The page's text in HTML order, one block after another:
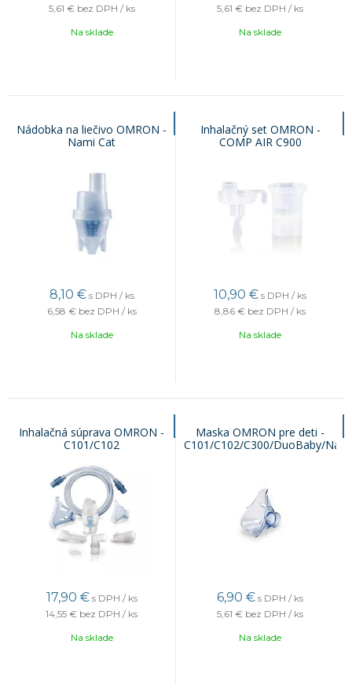
5,61 € bez DPH / ks
Na sklade
5,61 € bez DPH / ks
Na sklade
Nádobka na liečivo OMRON -
Nami Cat
8,10 € s DPH / ks
6,58 € bez DPH / ks
Na sklade
Inhalačný set OMRON -
COMP AIR C900
10,90 € s DPH / ks
8,86 € bez DPH / ks
Na sklade
Inhalačná súprava OMRON -
C101/C102
17,90 € s DPH / ks
14,55 € bez DPH / ks
Na sklade
Maska OMRON pre deti -
C101/C102/C300/DuoBaby/Nami
6,90 € s DPH / ks
5,61 € bez DPH / ks
Na sklade